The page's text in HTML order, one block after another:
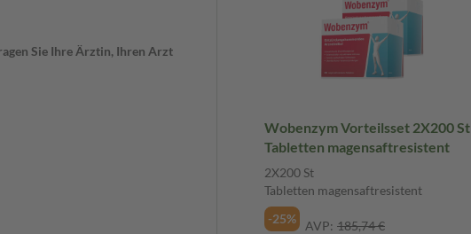
Dazu gehören
Sie Ihre Ärztin, Ihren Arzt
Wobenzym Vorteilsset 2X200 St
Tabletten magensaftresistent
2X200 St
Tabletten magensaftresistent
-25%
AVP: 185,74 €